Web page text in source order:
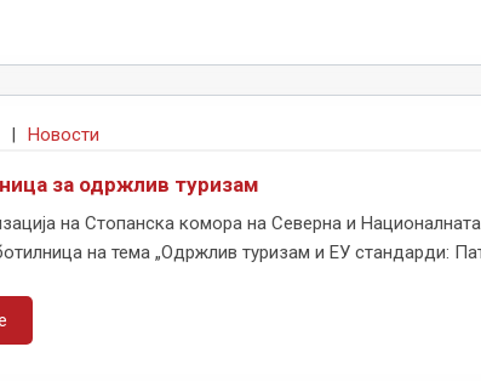
| Новости
за одржлив туризам
на Стопанска комора на Северна и
на тема „Одржлив туризам и ЕУ стандарди: